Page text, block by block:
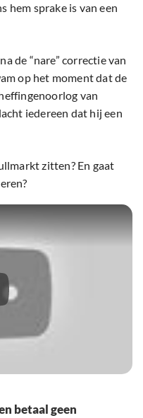
hem sprake is van een
de “nare” correctie van
op het moment dat de
van
iedereen dat hij een
zitten? En gaat
betaal geen